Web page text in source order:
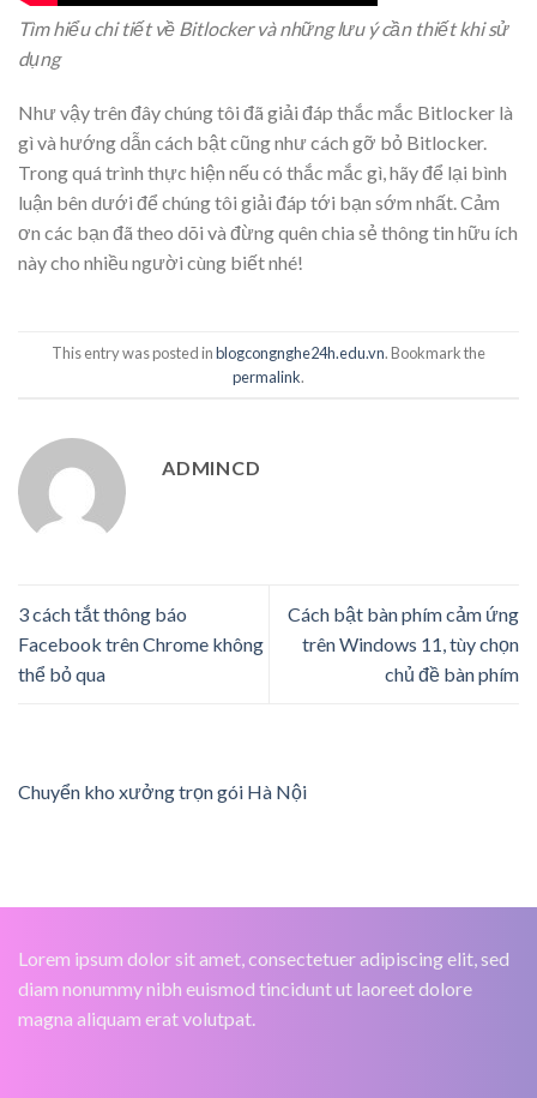
Tìm hiểu chi tiết về Bitlocker và những lưu ý cần thiết khi sử
dụng
Như vậy trên đây chúng tôi đã giải đáp thắc mắc Bitlocker là
gì và hướng dẫn cách bật cũng như cách gỡ bỏ Bitlocker.
Trong quá trình thực hiện nếu có thắc mắc gì, hãy để lại bình
luận bên dưới để chúng tôi giải đáp tới bạn sớm nhất. Cảm
ơn các bạn đã theo dõi và đừng quên chia sẻ thông tin hữu ích
này cho nhiều người cùng biết nhé!
This entry was posted inblogcongnghe24h.edu.vn. Bookmark the
permalink.
ADMINCD
3 cách tắt thông báo
Facebook trên Chrome không
thể bỏ qua
Cách bật bàn phím cảm ứng
trên Windows 11, tùy chọn
chủ đề bàn phím
Chuyển kho xưởng trọn gói Hà Nội
Lorem ipsum dolor sit amet, consectetuer adipiscing elit, sed
diam nonummy nibh euismod tincidunt ut laoreet dolore
magna aliquam erat volutpat.